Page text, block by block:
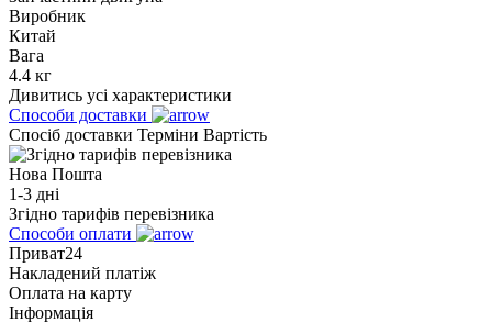
Виробник
Китай
Вага
4.4 кг
Дивитись усі характеристики
Способи доставки
Спосіб доставки Терміни Вартість
Нова Пошта
1-3 дні
Згідно тарифів перевізника
Способи оплати
Приват24
Накладений платіж
Оплата на карту
Інформація